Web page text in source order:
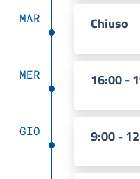
MAR Chiuso
MER 16:00 -
GIO 9:00 -